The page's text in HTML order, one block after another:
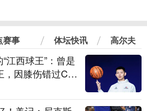
赛事 体坛快讯 高尔夫
江西球王”：曾是
，因膝伤错过CB